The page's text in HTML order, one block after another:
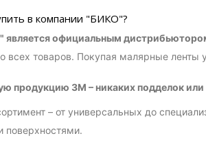
в компании "БИКО"?
является официальным
всех товаров. Покупая малярные ленты
продукцию 3M – никаких подделок
– от универсальных до
поверхностями.